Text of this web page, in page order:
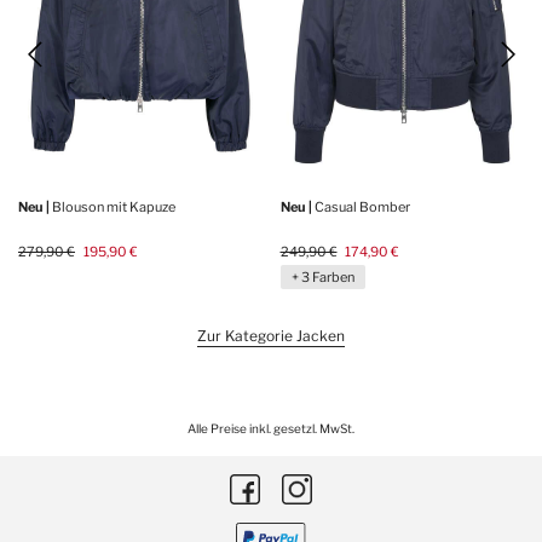
Neu | Blouson mit Kapuze
279,90 € 195,90 €
Neu | Casual Bomber
249,90 € 174,90 €
+ 3 Farben
Zur Kategorie Jacken
Alle Preise inkl. gesetzl. MwSt.